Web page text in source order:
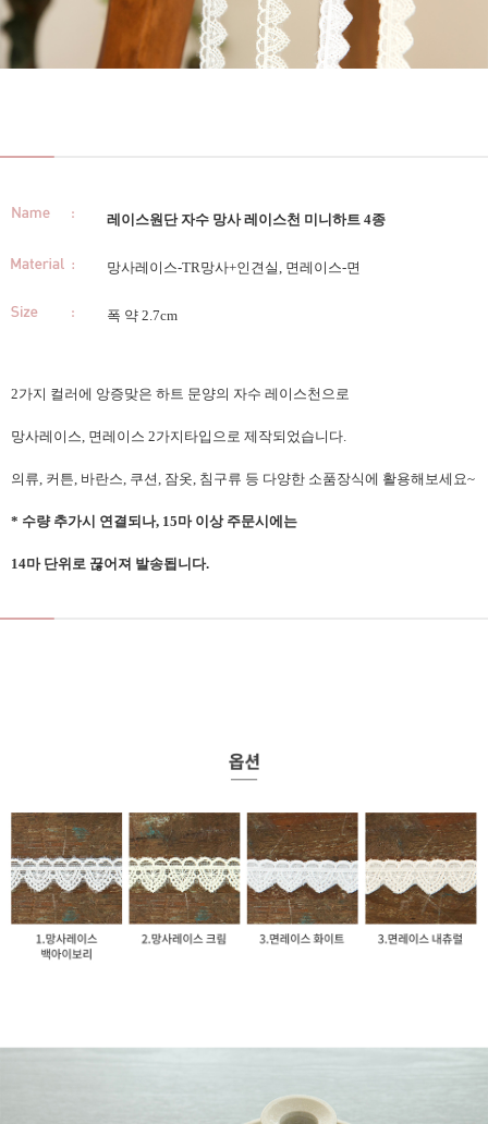
레이스원단 자수 망사 레이스천 미니하트 4종
망사레이스-TR망사+인견실, 면레이스-면
폭 약 2.7cm
2가지 컬러에 앙증맞은 하트 문양의 자수 레이스천으로
망사레이스, 면레이스 2가지타입으로 제작되었습니다.
의류, 커튼, 바란스, 쿠션, 잠옷, 침구류 등 다양한 소품장식에 활용해보세요~
* 수량 추가시 연결되나, 15마 이상 주문시에는
14마 단위로 끊어져 발송됩니다.